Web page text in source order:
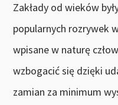
Zakłady od wieków
popularnych rozrywek
wpisane w naturę
wzbogacić się dzięki
zamian za minimum